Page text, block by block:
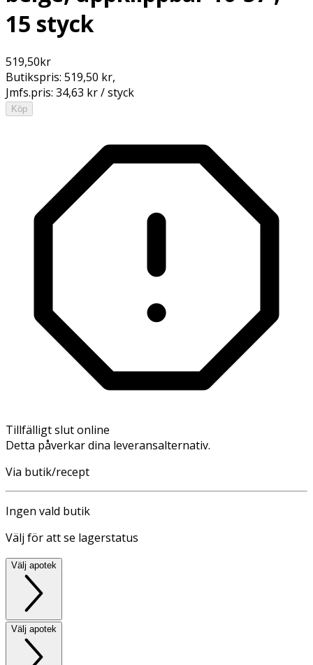
15 styck
519,50kr
Butikspris: 519,50 kr,
Jmfs.pris: 34,63 kr / styck
Köp
Tillfälligt slut online
Detta påverkar dina leveransalternativ.
Via butik/recept
Ingen vald butik
Välj för att se lagerstatus
Välj apotek
Välj apotek